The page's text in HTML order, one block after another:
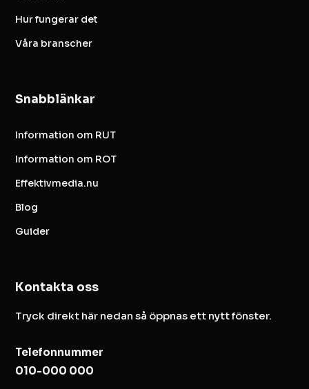
Hur fungerar det
Våra branscher
Snabblänkar
Information om RUT
Information om ROT
Effektivmedia.nu
Blog
Guider
Kontakta oss
Tryck direkt här nedan så öppnas ett nytt fönster.
Telefonnummer
010-000 000